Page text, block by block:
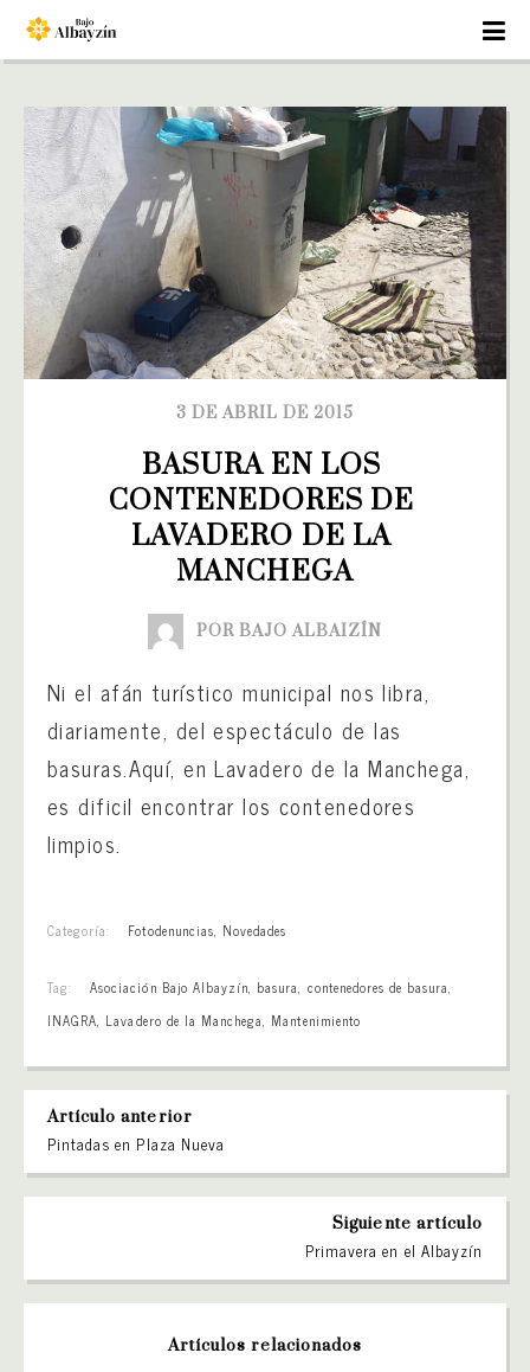
3 DE ABRIL DE 2015
BASURA EN LOS
CONTENEDORES DE
LAVADERO DE LA
MANCHEGA
POR BAJO ALBAIZÍN
Ni el afán turístico municipal nos libra,
diariamente, del espectáculo de las
basuras.Aquí, en Lavadero de la Manchega,
es dificil encontrar los contenedores
limpios.
Categoría: Fotodenuncias, Novedades
Tag: Asociación Bajo Albayzín, basura, contenedores de basura,
INAGRA, Lavadero de la Manchega, Mantenimiento
Artículo anterior
Pintadas en Plaza Nueva
Siguiente artículo
Primavera en el Albayzín
Artículos relacionados